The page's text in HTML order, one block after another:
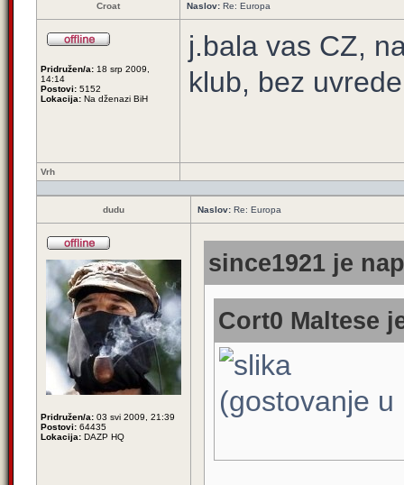
Croat Naslov: Re: Europa
Pridružen/a: 18 srp 2009,
14:14
Postovi: 5152
Lokacija: Na dženazi BiH
j.bala vas CZ,
klub, bez
Vrh
dudu Naslov: Re: Europa
Pridružen/a: 03 svi 2009, 21:39
Postovi: 64435
Lokacija: DAZP HQ
since1921 je
Cort0 Maltese
(gostovanje u